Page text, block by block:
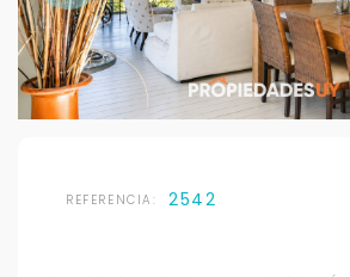
REFERENCIA: 2542